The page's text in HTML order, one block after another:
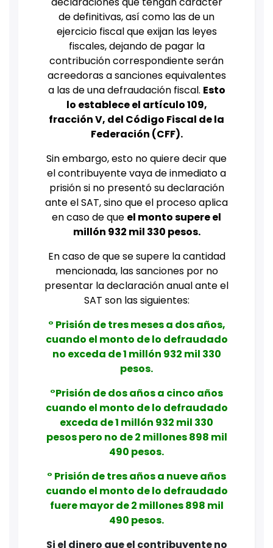
de definitivas, así como las de un
ejercicio fiscal que exijan las leyes
fiscales, dejando de pagar la
contribución correspondiente serán
acreedoras a sanciones equivalentes
a las de una defraudación fiscal. Esto
lo establece el artículo 109,
fracción V, del Código Fiscal de la
Federación (CFF).
Sin embargo, esto no quiere decir que
el contribuyente vaya de inmediato a
prisión si no presentó su declaración
ante el SAT, sino que el proceso aplica
en caso de que el monto supere el
millón 932 mil 330 pesos.
En caso de que se supere la cantidad
mencionada, las sanciones por no
presentar la declaración anual ante el
SAT son las siguientes:
° Prisión de tres meses a dos años,
cuando el monto de lo defraudado
no exceda de 1 millón 932 mil 330
pesos.
°Prisión de dos años a cinco años
cuando el monto de lo defraudado
exceda de 1 millón 932 mil 330
pesos pero no de 2 millones 898 mil
490 pesos.
° Prisión de tres años a nueve años
cuando el monto de lo defraudado
fuere mayor de 2 millones 898 mil
490 pesos.
Si el dinero que el contribuyente no